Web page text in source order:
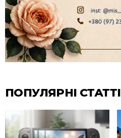
ПОПУЛЯРНІ СТАТТІ